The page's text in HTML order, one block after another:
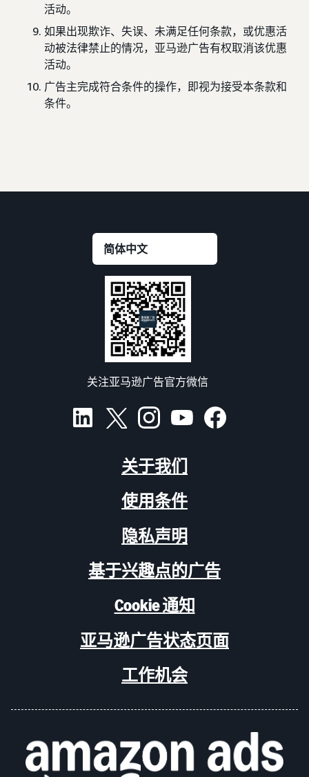
活动。
如果出现欺诈、失误、未满足任何条款，或优惠活
动被法律禁止的情况，亚马逊广告有权取消该优惠
活动。
广告主完成符合条件的操作，即视为接受本条款和
条件。
关注亚马逊广告官方微信
关于我们
使用条件
隐私声明
基于兴趣点的广告
Cookie 通知
亚马逊广告状态页面
工作机会